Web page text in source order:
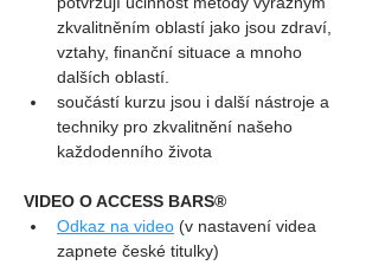
zkvalitněním oblastí jako jsou zdraví,
vztahy, finanční situace a mnoho
dalších oblastí.
součástí kurzu jsou i další nástroje a
techniky pro zkvalitnění našeho
každodenního života
VIDEO O ACCESS BARS®
Odkaz na video (v nastavení videa
zapnete české titulky)